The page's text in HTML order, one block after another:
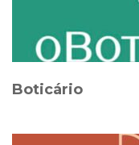
Boticário